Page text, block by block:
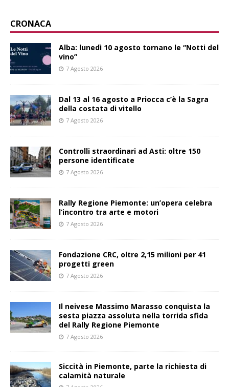
CRONACA
Alba: lunedì 10 agosto tornano le “Notti del
vino”
7 Agosto 2026
Dal 13 al 16 agosto a Priocca c’è la Sagra
della costata di vitello
7 Agosto 2026
Controlli straordinari ad Asti: oltre 150
persone identificate
7 Agosto 2026
Rally Regione Piemonte: un’opera celebra
l’incontro tra arte e motori
7 Agosto 2026
Fondazione CRC, oltre 2,15 milioni per 41
progetti green
7 Agosto 2026
Il neivese Massimo Marasso conquista la
sesta piazza assoluta nella torrida sfida
del Rally Regione Piemonte
7 Agosto 2026
Siccità in Piemonte, parte la richiesta di
calamità naturale